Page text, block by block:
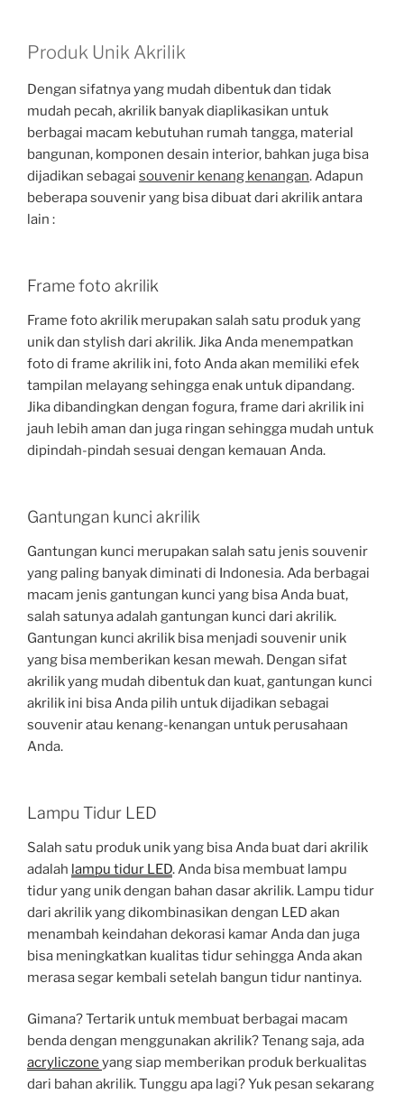
Produk Unik Akrilik
Dengan sifatnya yang mudah dibentuk dan tidak
mudah pecah, akrilik banyak diaplikasikan untuk
berbagai macam kebutuhan rumah tangga, material
bangunan, komponen desain interior, bahkan juga bisa
dijadikan sebagai souvenir kenang kenangan. Adapun
beberapa souvenir yang bisa dibuat dari akrilik antara
lain :
Frame foto akrilik
Frame foto akrilik merupakan salah satu produk yang
unik dan stylish dari akrilik. Jika Anda menempatkan
foto di frame akrilik ini, foto Anda akan memiliki efek
tampilan melayang sehingga enak untuk dipandang.
Jika dibandingkan dengan fogura, frame dari akrilik ini
jauh lebih aman dan juga ringan sehingga mudah untuk
dipindah-pindah sesuai dengan kemauan Anda.
Gantungan kunci akrilik
Gantungan kunci merupakan salah satu jenis souvenir
yang paling banyak diminati di Indonesia. Ada berbagai
macam jenis gantungan kunci yang bisa Anda buat,
salah satunya adalah gantungan kunci dari akrilik.
Gantungan kunci akrilik bisa menjadi souvenir unik
yang bisa memberikan kesan mewah. Dengan sifat
akrilik yang mudah dibentuk dan kuat, gantungan kunci
akrilik ini bisa Anda pilih untuk dijadikan sebagai
souvenir atau kenang-kenangan untuk perusahaan
Anda.
Lampu Tidur LED
Salah satu produk unik yang bisa Anda buat dari akrilik
adalah lampu tidur LED. Anda bisa membuat lampu
tidur yang unik dengan bahan dasar akrilik. Lampu tidur
dari akrilik yang dikombinasikan dengan LED akan
menambah keindahan dekorasi kamar Anda dan juga
bisa meningkatkan kualitas tidur sehingga Anda akan
merasa segar kembali setelah bangun tidur nantinya.
Gimana? Tertarik untuk membuat berbagai macam
benda dengan menggunakan akrilik? Tenang saja, ada
acryliczone yang siap memberikan produk berkualitas
dari bahan akrilik. Tunggu apa lagi? Yuk pesan sekarang